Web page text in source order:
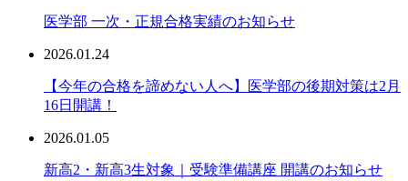
医学部 一次・正規合格実績のお知らせ
2026.01.24
【今年の合格を諦めない人へ】医学部の後期対策は2月
16日開講！
2026.01.05
新高2・新高3生対象｜受験準備講座 開講のお知らせ